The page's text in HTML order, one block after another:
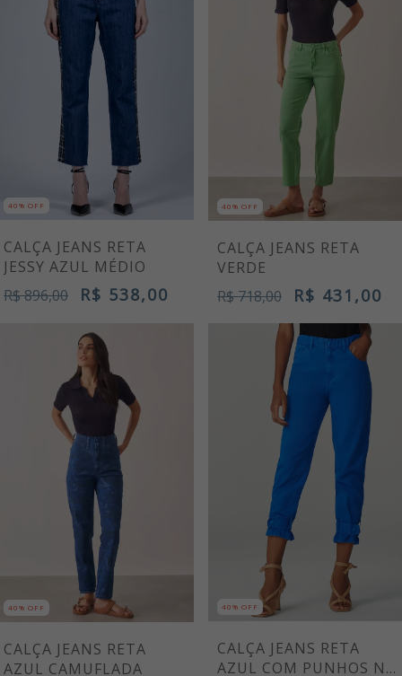
40% OFF
CALÇA JEANS RETA
JESSY AZUL MÉDIO
R$ 896,00
R$ 538,00
40% OFF
CALÇA JEANS RETA
VERDE
R$ 718,00
R$ 431,00
40% OFF
CALÇA JEANS RETA
AZUL CAMUFLADA
40% OFF
CALÇA JEANS RETA
AZUL COM PUNHOS NA